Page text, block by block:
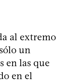
al extremo
un
en las que
en el